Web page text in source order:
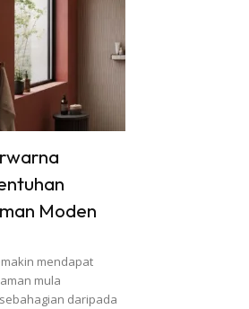
Moden
mendapat
mula
daripada